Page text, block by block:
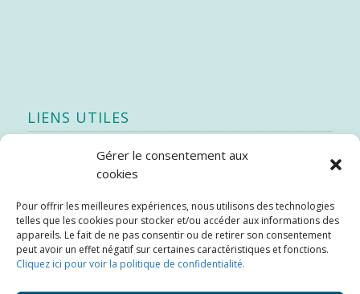
Gérer le consentement aux
cookies
Pour offrir les meilleures expériences, nous utilisons des technologies
telles que les cookies pour stocker et/ou accéder aux informations des
appareils. Le fait de ne pas consentir ou de retirer son consentement
peut avoir un effet négatif sur certaines caractéristiques et fonctions.
Cliquez ici pour voir la politique de confidentialité.
LIENS UTILES
Quoi de neuf
Stratégie québécoise d’économie d’eau potable
Bibliothèque
Météo locale